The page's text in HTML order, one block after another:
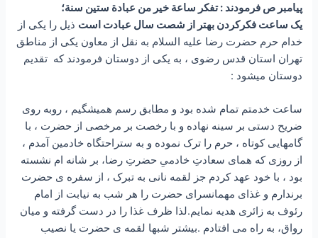
پیامبر ص فرمودند : تفكر ساعة خير من عبادة ستين سنة؛
یک ساعت فکرکردن بهتر از شصت سال عبادت است ذیل را یکی از
خدام حرم حضرت رضا علیه السلام به نقل از معاون یکی از مناطق
تهران استان قدس رضوی ، به یکی از دوستان فرمودند که تقدیم
دوستان میشود :
ساعت خدمتم تمام شده بود و مطابق رسم همیشگیم ، روبه روی
ضریح دستی بر سینه نهاده و با رخصت بر مرخصی از حضرت ، با
گامهایی کوتاه ، حرم را ترک نموده و به ستراحتگاه خادمین آمدم ،
از روزی که همای سعادتِ خادمیِ حضرتِ رضا، بر شانه ام نشسته
بود ، با خود عهد کردم جز لقمه نانی به تبرک ، از سفره ی حضرت
برندارم و غذای مهمانسرای حضرت را هر شب به نیابت از امام
رئوف به زائری هدیه نمایم.لذا ظرف غذا را در دست گرفته و میان
رواق، به راه می افتادم .بیشتر شبها لقمه ی حضرت یا نصیب